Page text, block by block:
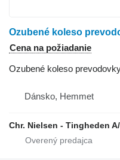
Cena na požiadanie
Ozubené koleso
Dánsko, Hemmet
Chr. Nielsen - Tingheden